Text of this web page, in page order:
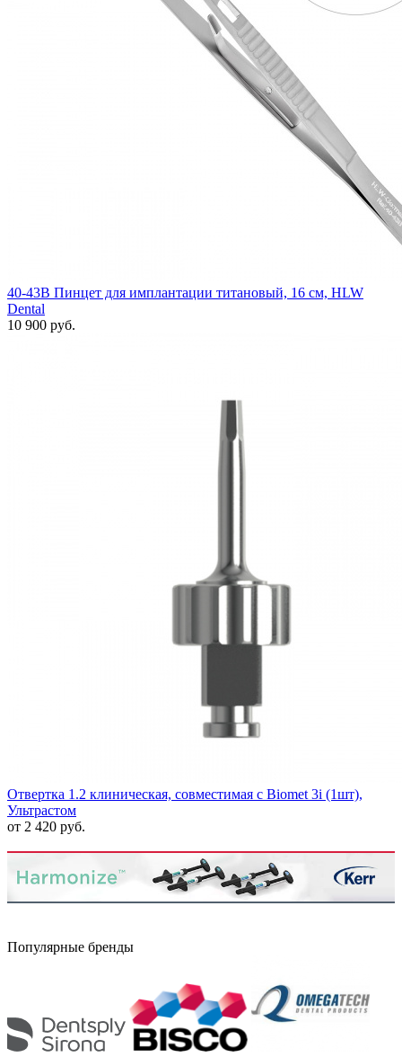
40-43B Пинцет для имплантации титановый, 16 см, HLW
Dental
10 900 руб.
Отвертка 1.2 клиническая, совместимая с Biomet 3i (1шт),
Ультрастом
от 2 420 руб.
Популярные бренды